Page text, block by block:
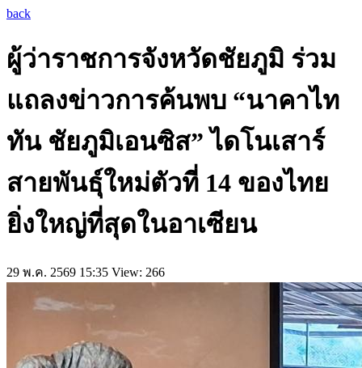
back
ผู้ว่าราชการจังหวัดชัยภูมิ ร่วม
แถลงข่าวการค้นพบ “นาคาไท
ทัน ชัยภูมิเอนซิส” ไดโนเสาร์
สายพันธุ์ใหม่ตัวที่ 14 ของไทย
ยิ่งใหญ่ที่สุดในอาเซียน
29 พ.ค. 2569 15:35 View: 266